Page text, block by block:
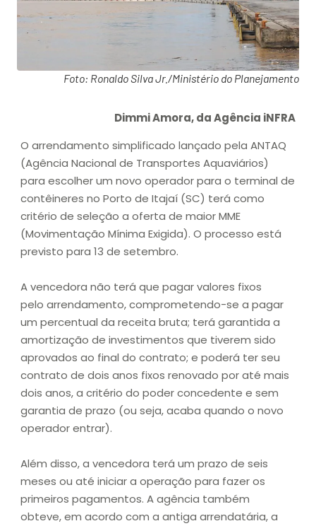
Foto: Ronaldo Silva Jr./Ministério do Planejamento
Dimmi Amora, da Agência iNFRA
O arrendamento simplificado lançado pela ANTAQ
(Agência Nacional de Transportes Aquaviários)
para escolher um novo operador para o terminal de
contêineres no Porto de Itajaí (SC) terá como
critério de seleção a oferta de maior MME
(Movimentação Mínima Exigida). O processo está
previsto para 13 de setembro.
A vencedora não terá que pagar valores fixos
pelo arrendamento, comprometendo-se a pagar
um percentual da receita bruta; terá garantida a
amortização de investimentos que tiverem sido
aprovados ao final do contrato; e poderá ter seu
contrato de dois anos fixos renovado por até mais
dois anos, a critério do poder concedente e sem
garantia de prazo (ou seja, acaba quando o novo
operador entrar).
Além disso, a vencedora terá um prazo de seis
meses ou até iniciar a operação para fazer os
primeiros pagamentos. A agência também
obteve, em acordo com a antiga arrendatária, a